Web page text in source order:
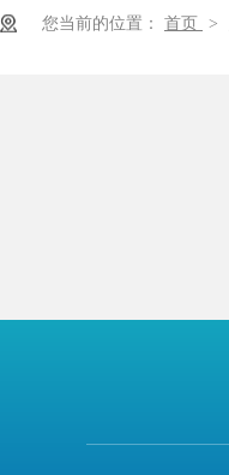
您当前的位置： 首页 >